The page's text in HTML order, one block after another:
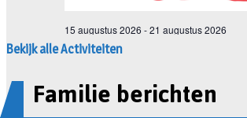
Bekijk alle Activiteiten
Familie berichten